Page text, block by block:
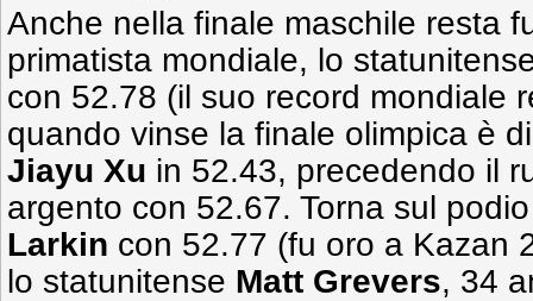
Anche nella finale maschile resta
primatista mondiale, lo
con 52.78 (il suo record mondiale
quando vinse la finale olimpica è
Jiayu Xu in 52.43, precedendo il
argento con 52.67. Torna sul
Larkin con 52.77 (fu oro a Kazan
lo statunitense Matt Grevers, 34